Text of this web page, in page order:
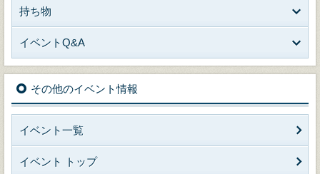
持ち物
イベントQ&A
その他のイベント情報
イベント一覧
イベント トップ